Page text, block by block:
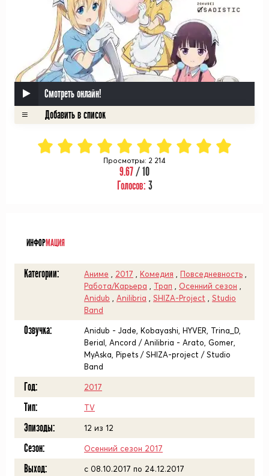
Смотреть онлайн!
Просмотры: 2 214
9.67/ 10
Голосов: 3
ИНФОРМАЦИЯ
Категории: Аниме 2017 Комедия Повседневность
Работа/Карьера
Трап Осенний сезон
Anidub
Anilibria SHIZA-Project
Studio
Band
Озвучка:
Anidub - Jade, Kobayashi, HYVER, Trina_D,
Berial, Ancord / Anilibria - Arato, Gomer,
MyAska, Pipets / SHIZA-project / Studio
Band
Год: 2017
Тип: TV
Эпизоды: 12 из 12
Сезон: Осенний сезон 2017
Выход: c 08.10.2017 по 24.12.2017